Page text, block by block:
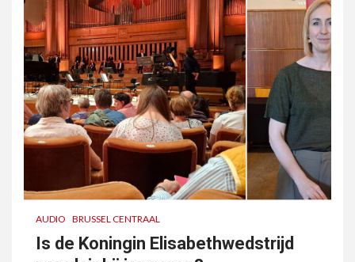
AUDIO BRUSSEL CENTRAAL
Is de Koningin Elisabethwedstrijd